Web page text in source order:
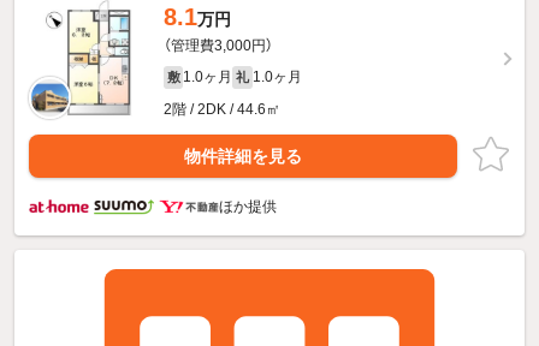
8.1万円
（管理費3,000円）
敷 1.0ヶ月 礼 1.0ヶ月
2階 / 2DK / 44.6㎡
物件詳細を見る
ほか提供